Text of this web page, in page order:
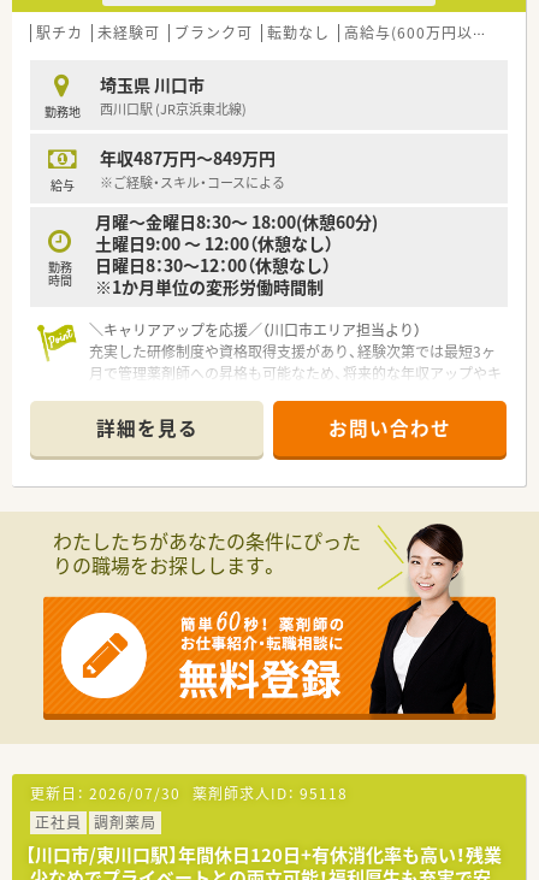
＼福利厚生／
年間休日120日以上、「連続休暇制度（年に1回、最大9連休を取得
できる制度）」等
プライベートも充実出来る様にワークライフバランスを後押し
〇社員割引制度、財形貯蓄制度、スポーツジム優待等が受けられ
る他、提携の保養施設は全国に40ヵ所あります。
スの実績!
産休、育休取得はもちろんのこと、育児短時間勤務制度を実施
育児休業より復帰後、1日最大2時間短縮して勤務できる制度で
す。
可能♪
駅チカ 未経験可 ブランク可 転勤なし 高給与(600万円以上)
勤務地
埼玉県 川口市
西川口駅 (JR京浜東北線)
給与
年収487万円～849万円
※ご経験・スキル・コースによる
勤務
時間
月曜〜金曜日8:30〜 18:00(休憩60分)
土曜日9:00 〜 12:00（休憩なし）
日曜日8：30〜12：00（休憩なし）
※1か月単位の変形労働時間制
＼キャリアアップを応援／（川口市エリア担当より）
充実した研修制度や資格取得支援があり、経験次第では最短3ヶ
月で管理薬剤師への昇格も可能なため、将来的な年収アップやキ
＊------------------------------------------＊
【店舗情報と応需状況について】
■西川口駅から車で5分ほどの立地にあり、内科や小児科の処方
■常勤8名と非常勤1名が在籍しており、1人あたりの処方箋枚数
は20枚に設定されているためゆとりがあります。
■平日は18時までの営業で日曜日の営業も午前中のみとなって
おり、遅くまで働く心配が少なく安心できる環境です。
【法人特徴について】
■医療用医薬品の研究開発から製造や販売までを自社で一貫し
て行っている、日本でも珍しい複合型の医薬品企業です。
■地域の健康インフラをテーマに掲げており、地域密着型の薬局
として患者様の多様なニーズに応える店舗展開です。
■健康経営優良法人に連続で認定されており、従業員の働きやす
【求人情報について】
■基本的にはご自宅から通勤60分圏内の店舗へ配属されるた
め、転居を伴う異動の心配がなく安心して勤務できます。
■給与はご経験を考慮して487万円から660万円の間で提示さ
詳細を見る お問い合わせ
わたしたちがあなたの条件にぴった
りの職場をお探しします。
更新日： 2026/07/30 薬剤師求人ID： 95118
正社員
調剤薬局
【川口市/東川口駅】年間休日120日+有休消化率も高い！残業